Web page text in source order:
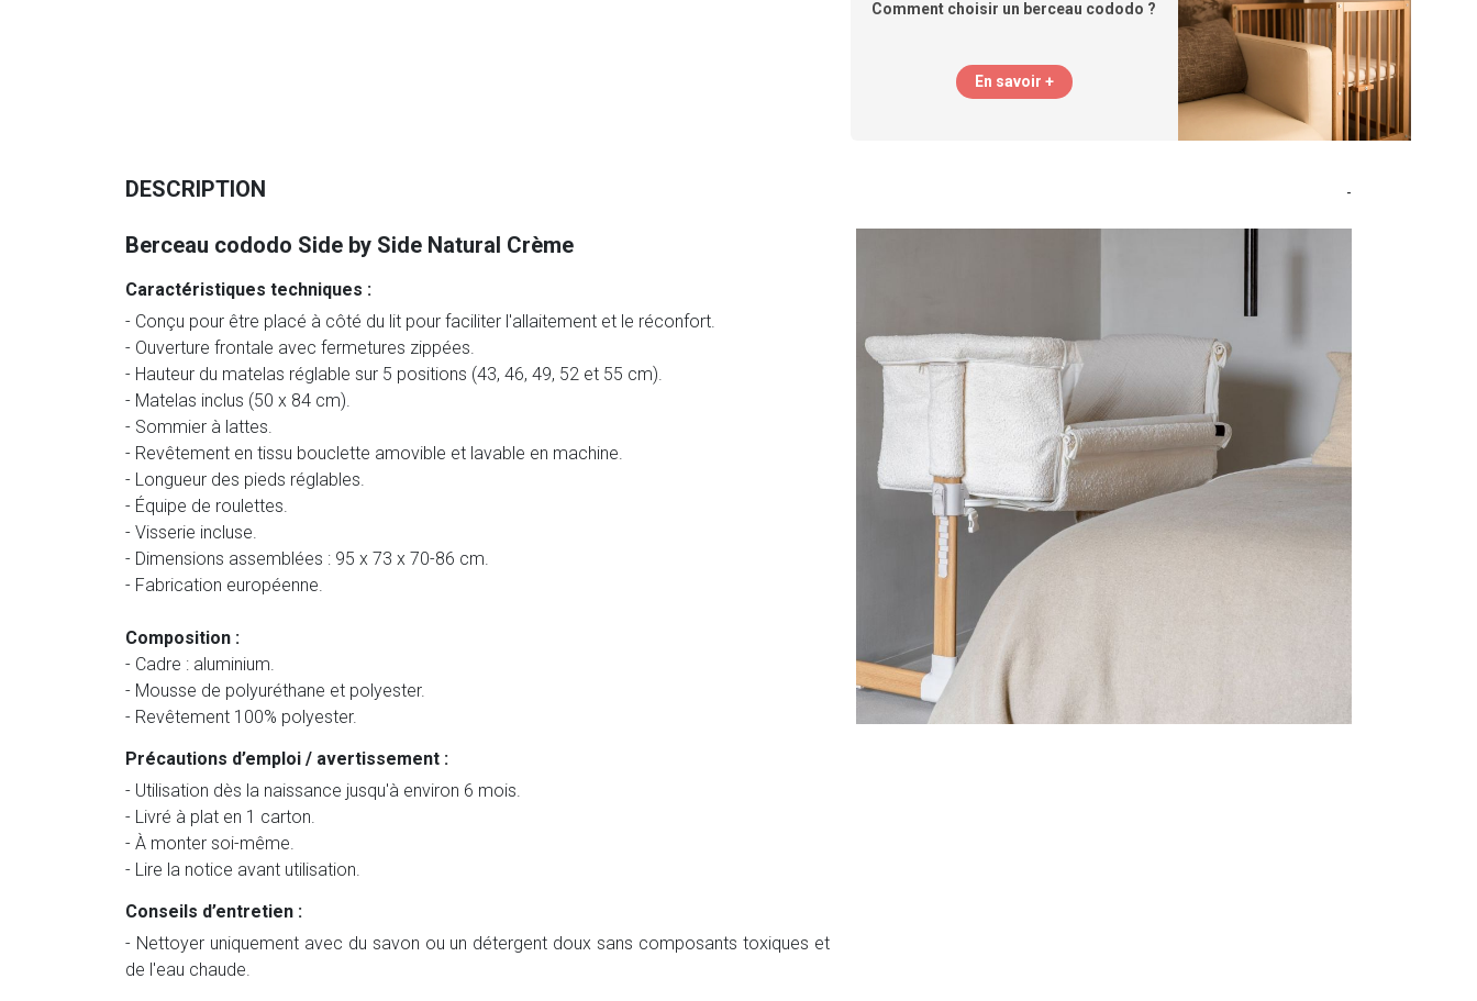
Comment choisir un berceau cododo ?
En savoir +
DESCRIPTION -
Berceau cododo Side by Side Natural Crème
Caractéristiques techniques :
- Conçu pour être placé à côté du lit pour faciliter l'allaitement et le réconfort.
- Ouverture frontale avec fermetures zippées.
- Hauteur du matelas réglable sur 5 positions (43, 46, 49, 52 et 55 cm).
- Matelas inclus (50 x 84 cm).
- Sommier à lattes.
- Revêtement en tissu bouclette amovible et lavable en machine.
- Longueur des pieds réglables.
- Équipe de roulettes.
- Visserie incluse.
- Dimensions assemblées : 95 x 73 x 70-86 cm.
- Fabrication européenne.
Composition :
- Cadre : aluminium.
- Mousse de polyuréthane et polyester.
- Revêtement 100% polyester.
Précautions d’emploi / avertissement :
- Utilisation dès la naissance jusqu'à environ 6 mois.
- Livré à plat en 1 carton.
- À monter soi-même.
- Lire la notice avant utilisation.
Conseils d’entretien :
- Nettoyer uniquement avec du savon ou un détergent doux sans composants toxiques et
de l'eau chaude.